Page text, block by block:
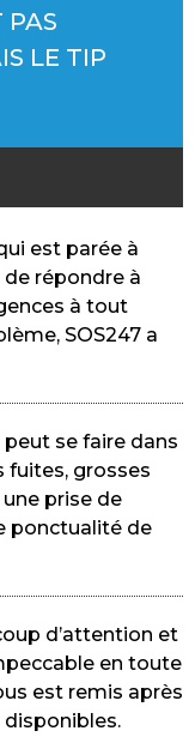
PAS
LE TIP
est parée à
répondre à
à tout
SOS247 a
se faire dans
fuites, grosses
prise de
ponctualité de
d’attention et
en toute
est remis après